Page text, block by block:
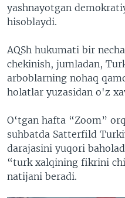
yashnayotgan
hisoblaydi.
AQSh hukumati bir
chekinish, jumladan,
arboblarning nohaq
holatlar yuzasidan o'z
O‘tgan hafta “Zoom”
suhbatda Satterfild
darajasini yuqori
“turk xalqining fikrini
natijani beradi.